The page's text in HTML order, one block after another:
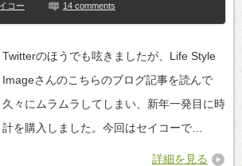
コー 14 comments
Twitterのほうでも呟きましたが、Life Style
Imageさんのこちらのブログ記事を読んで
久々にムラムラしてしまい、新年一発目に時
計を購入しました。今回はセイコーで…
詳細を見る